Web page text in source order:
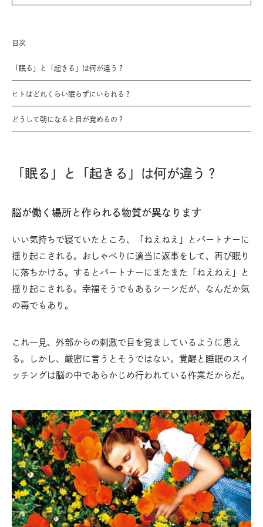
目次
「眠る」と「起きる」は何が違う？
ヒトはどれくらい眠らずにいられる？
どうして朝になると目が覚めるの？
「眠る」と「起きる」は何が違う？
脳が働く場所と作られる物質が異なります
いい気持ちで寝ていたところ、「ねえねえ」とパートナーに
揺り起こされる。おしゃべりに適当に返事をして、再び眠り
に落ちかける。するとパートナーにまたまた「ねえねえ」と
揺り起こされる。幸福そうでもあるシーンだが、なんだか気
の毒でもあり。
これ一見、外部からの刺激で目を覚ましているように思え
る。しかし、厳密に言うとそうではない。覚醒と睡眠のスイ
ッチングは脳の中であらかじめ行われている作業だからだ。